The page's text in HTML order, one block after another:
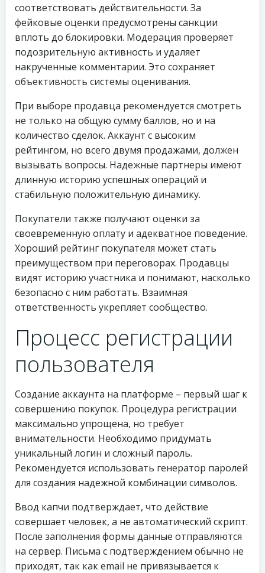
соответствовать действительности. За
фейковые оценки предусмотрены санкции
вплоть до блокировки. Модерация проверяет
подозрительную активность и удаляет
накрученные комментарии. Это сохраняет
объективность системы оценивания.
При выборе продавца рекомендуется смотреть
не только на общую сумму баллов, но и на
количество сделок. Аккаунт с высоким
рейтингом, но всего двумя продажами, должен
вызывать вопросы. Надежные партнеры имеют
длинную историю успешных операций и
стабильную положительную динамику.
Покупатели также получают оценки за
своевременную оплату и адекватное поведение.
Хороший рейтинг покупателя может стать
преимуществом при переговорах. Продавцы
видят историю участника и понимают, насколько
безопасно с ним работать. Взаимная
ответственность укрепляет сообщество.
Процесс регистрации
пользователя
Создание аккаунта на платформе – первый шаг к
совершению покупок. Процедура регистрации
максимально упрощена, но требует
внимательности. Необходимо придумать
уникальный логин и сложный пароль.
Рекомендуется использовать генератор паролей
для создания надежной комбинации символов.
Ввод капчи подтверждает, что действие
совершает человек, а не автоматический скрипт.
После заполнения формы данные отправляются
на сервер. Письма с подтверждением обычно не
приходят, так как email не привязывается к